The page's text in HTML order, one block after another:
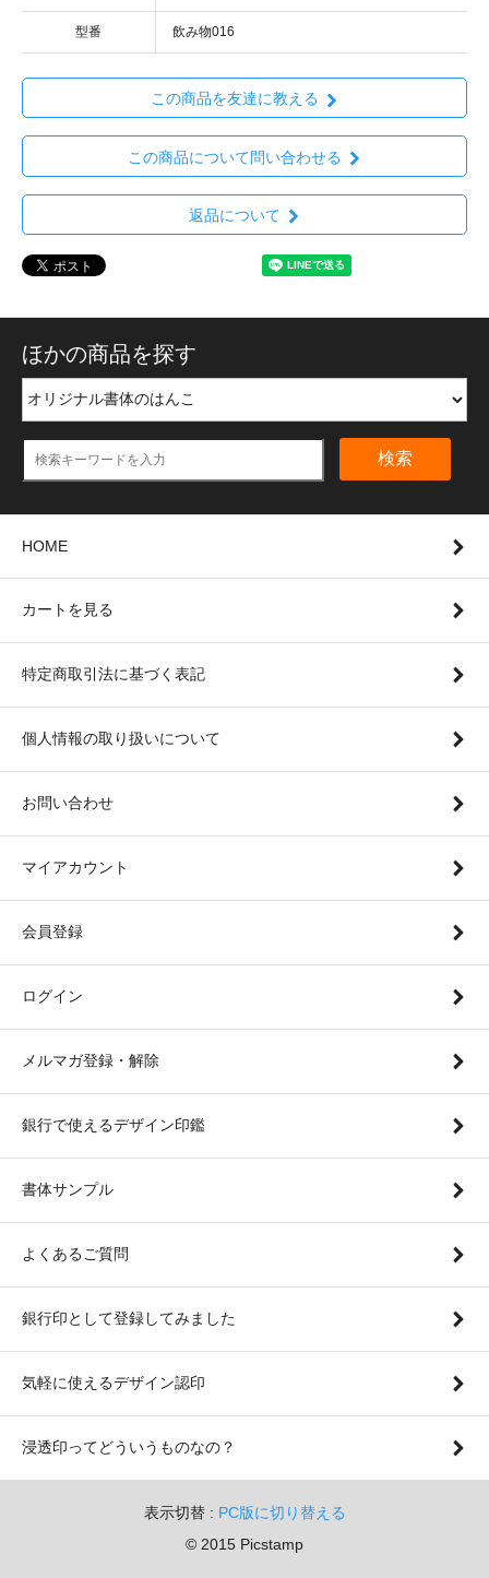
型番 飲み物016
この商品を友達に教える
この商品について問い合わせる
返品について
ほかの商品を探す
検索
HOME
カートを見る
特定商取引法に基づく表記
個人情報の取り扱いについて
お問い合わせ
マイアカウント
会員登録
ログイン
メルマガ登録・解除
銀行で使えるデザイン印鑑
書体サンプル
よくあるご質問
銀行印として登録してみました
気軽に使えるデザイン認印
浸透印ってどういうものなの？
表示切替 : PC版に切り替える
© 2015 Picstamp